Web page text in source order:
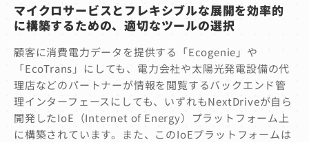
マイクロサービスとフレキシブルな展開を効率的
に構築するための、適切なツールの選択
顧客に消費電力データを提供する「Ecogenie」や
「EcoTrans」にしても、電力会社や太陽光発電設備の代
理店などのパートナーが情報を閲覧するバックエンド管
理インターフェースにしても、いずれもNextDriveが自ら
開発したIoE（Internet of Energy）プラットフォーム上
に構築されています。また、このIoEプラットフォームは